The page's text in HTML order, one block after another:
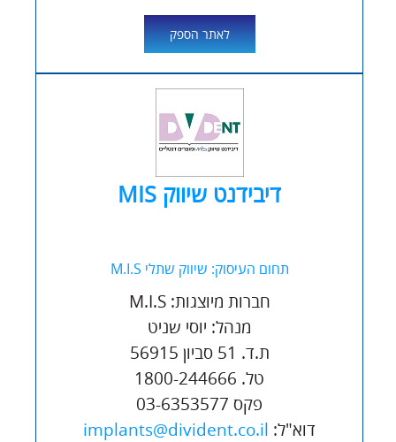
לאתר הספק
דיבידנט שיווק MIS
תחום העיסוק: שיווק שתלי M.I.S
חברות מיוצגות: M.I.S
מנהל: יוסי שניט
ת.ד. 51 סביון 56915
טל. 1800-244666
פקס 03-6353577
דוא"ל: implants@divident.co.il